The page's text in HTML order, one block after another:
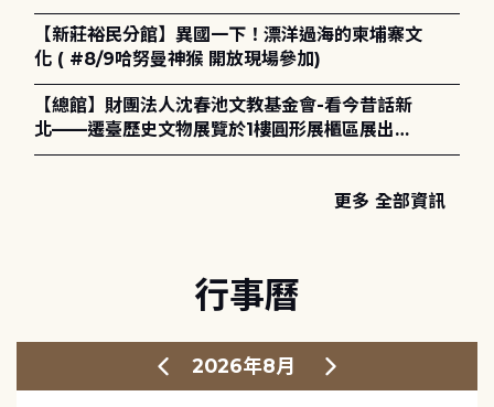
【新莊裕民分館】異國一下！漂洋過海的柬埔寨文
化 ( #8/9哈努曼神猴 開放現場參加)
【總館】財團法人沈春池文教基金會-看今昔話新
北——遷臺歷史文物展覽於1樓圓形展櫃區展出，
歡迎一同觀展！
更多 全部資訊
行事曆
2026年8月